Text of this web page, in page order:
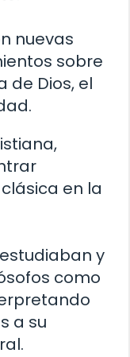
nuevas
sobre
de Dios, el
en la
y
como
a su